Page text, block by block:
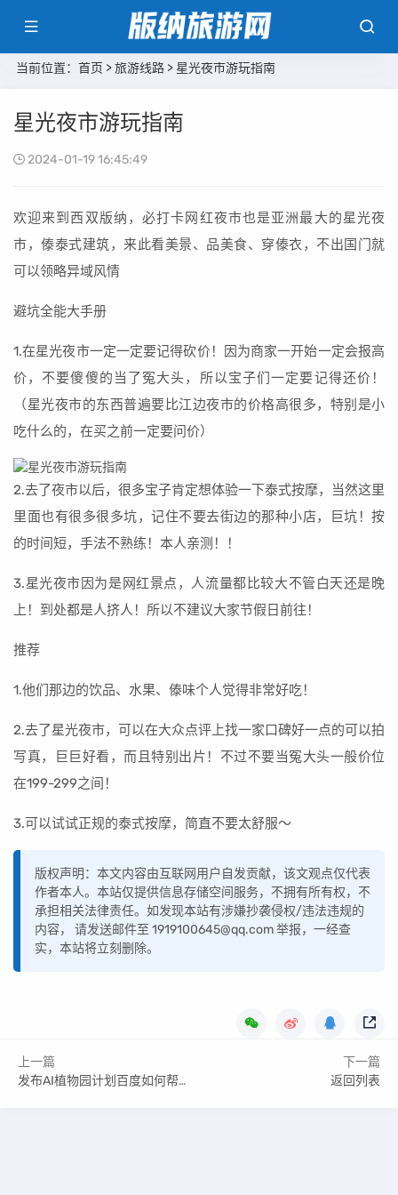
当前位置： 首页 >旅游线路 > 星光夜市游玩指南
星光夜市游玩指南
2024-01-19 16:45:49
欢迎来到西双版纳，必打卡网红夜市也是亚洲最大的星光夜
市，傣泰式建筑，来此看美景、品美食、穿傣衣，不出国门就
可以领略异域风情
避坑全能大手册
1.在星光夜市一定一定要记得砍价！因为商家一开始一定会报高
价，不要傻傻的当了冤大头，所以宝子们一定要记得还价！
（星光夜市的东西普遍要比江边夜市的价格高很多，特别是小
吃什么的，在买之前一定要问价）
2.去了夜市以后，很多宝子肯定想体验一下泰式按摩，当然这里
里面也有很多很多坑，记住不要去街边的那种小店，巨坑！按
的时间短，手法不熟练！本人亲测！！
3.星光夜市因为是网红景点，人流量都比较大不管白天还是晚
上！到处都是人挤人！所以不建议大家节假日前往！
推荐
1.他们那边的饮品、水果、傣味个人觉得非常好吃！
2.去了星光夜市，可以在大众点评上找一家口碑好一点的可以拍
写真，巨巨好看，而且特别出片！不过不要当冤大头一般价位
在199-299之间！
3.可以试试正规的泰式按摩，简直不要太舒服～
版权声明：本文内容由互联网用户自发贡献，该文观点仅代表
作者本人。本站仅提供信息存储空间服务，不拥有所有权，不
承担相关法律责任。如发现本站有涉嫌抄袭侵权/违法违规的
内容， 请发送邮件至 1919100645@qq.com 举报，一经查
实，本站将立刻删除。
上一篇
发布AI植物园计划百度如何帮你更好地探索世界
下一篇
返回列表